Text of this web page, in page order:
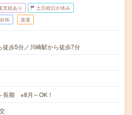
支給あり 土日祝日が休み
OK 派遣
徒歩5分／川崎駅から徒歩7分
長期 ※8月～OK！